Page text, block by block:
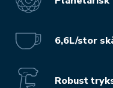
6,6L/stor
Robust